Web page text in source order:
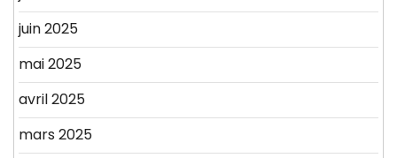
juin 2025
mai 2025
avril 2025
mars 2025